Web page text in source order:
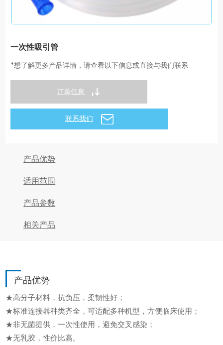
一次性吸引管
*想了解更多产品详情，请查看以下信息或直接与我们联系
订单信息
联系我们
产品优势
适用范围
产品参数
相关产品
产品优势
★高分子材料，抗负压，柔韧性好；
★标准连接器种类齐全，可适配多种机型，方便临床使用；
★非无菌提供，一次性使用，避免交叉感染；
★无乳胶，性价比高。